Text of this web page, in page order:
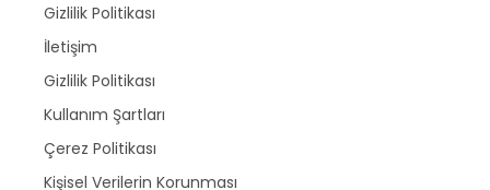
Gizlilik Politikası
İletişim
Gizlilik Politikası
Kullanım Şartları
Çerez Politikası
Kişisel Verilerin Korunması